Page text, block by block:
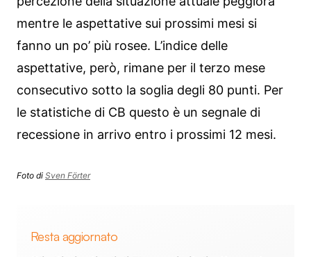
mentre le aspettative sui prossimi mesi si
fanno un po’ più rosee. L’indice delle
aspettative, però, rimane per il terzo mese
consecutivo sotto la soglia degli 80 punti. Per
le statistiche di CB questo è un segnale di
recessione in arrivo entro i prossimi 12 mesi.
Foto di Sven Förter
Resta aggiornato